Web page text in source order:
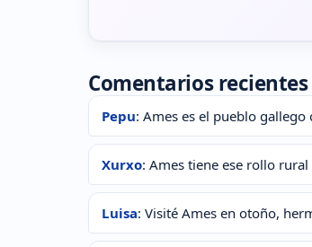
Comentarios recientes
Pepu: Ames es el pueblo
Xurxo: Ames tiene ese rollo
Luisa: Visité Ames en otoño,